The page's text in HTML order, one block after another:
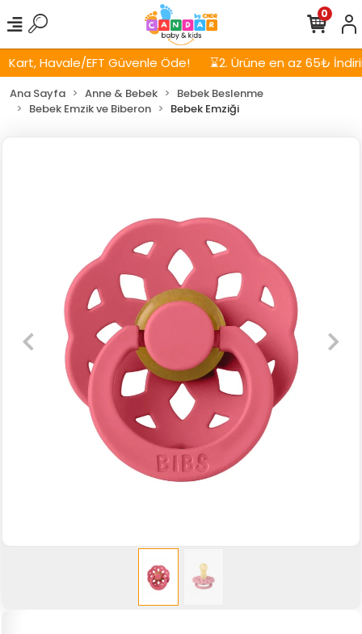
Havale/EFT Güvenle Öde! ⌛2. Ürüne en az 65₺ İndirim!
0
Ana Sayfa Anne & Bebek
Bebek Beslenme
Bebek Emzik ve Biberon
Bebek Emziği